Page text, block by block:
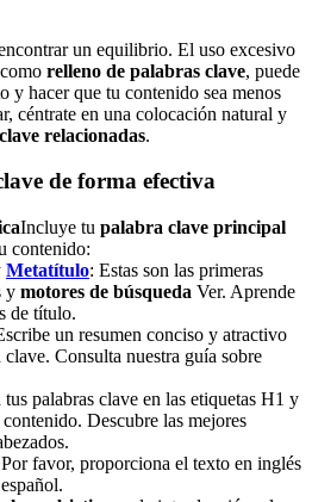
un equilibrio. El uso excesivo
relleno de palabras clave, puede
y hacer que tu contenido sea menos
céntrate en una colocación natural y
relacionadas.
de forma efectiva
Incluye tu palabra clave principal
contenido:
Metatítulo: Estas son las primeras
y motores de búsqueda Ver. Aprende
de título.
un resumen conciso y atractivo
Consulta nuestra guía sobre
palabras clave en las etiquetas H1 y
Descubre las mejores
Por favor, proporciona el texto en inglés